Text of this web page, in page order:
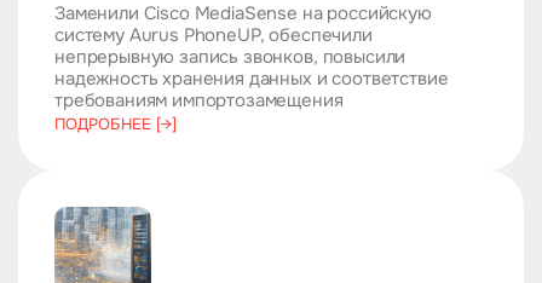
ПОДРОБНЕЕ [→]
Заменили Cisco MediaSense на российскую
систему Aurus PhoneUP, обеспечили
непрерывную запись звонков, повысили
надежность хранения данных и соответствие
требованиям импортозамещения